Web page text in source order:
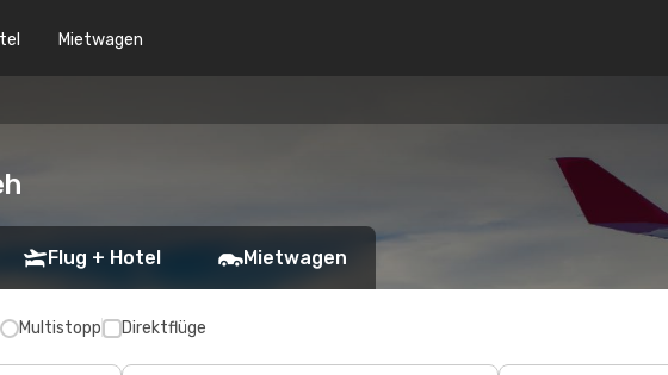
Mietwagen
Flug + Hotel Mietwagen
Multistopp Direktflüge